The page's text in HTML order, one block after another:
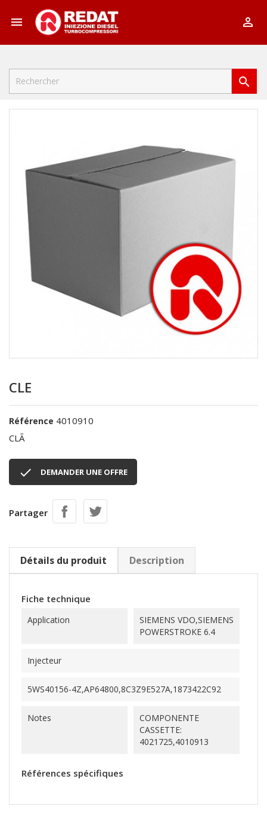
 

CLE
Référence 4010910
CLÃ
 DEMANDER UNE OFFRE
Partager
Détails du produit Description
Fiche technique
Application
SIEMENS VDO,SIEMENS
POWERSTROKE 6.4
Injecteur
5WS40156-4Z,AP64800,8C3Z9E527A,1873422C92
Notes
COMPONENTE
CASSETTE:
4021725,4010913
Références spécifiques